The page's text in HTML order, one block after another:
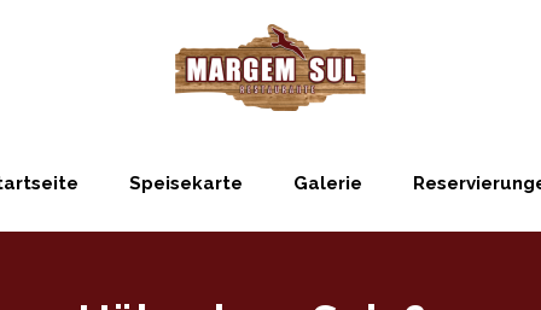
Speisekarte Galerie